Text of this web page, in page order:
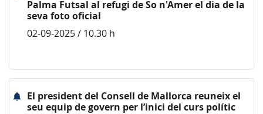
Palma Futsal al refugi de So n'Amer el dia de la
seva foto oficial
02-09-2025 / 10.30 h
El president del Consell de Mallorca reuneix el
seu equip de govern per l’inici del curs polític